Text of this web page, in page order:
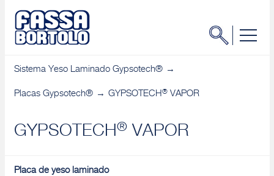
Sistema Yeso Laminado Gypsotech®
Placas Gypsotech® GYPSOTECH®VAPOR
GYPSOTECH®VAPOR
Placa de yeso laminado